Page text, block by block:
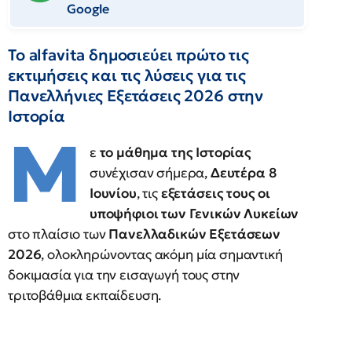
Google
Το alfavita δημοσιεύει πρώτο τις
εκτιμήσεις και τις λύσεις για τις
Πανελλήνιες Εξετάσεις 2026 στην
Ιστορία
Μ ε το μάθημα της Ιστορίας
συνέχισαν σήμερα,Δευτέρα 8
Ιουνίου, τιςεξετάσεις τους οι
υποψήφιοι των Γενικών Λυκείων
στο πλαίσιο τωνΠανελλαδικών Εξετάσεων
2026, ολοκληρώνοντας ακόμη μία σημαντική
δοκιμασία για την εισαγωγή τους στην
τριτοβάθμια εκπαίδευση.